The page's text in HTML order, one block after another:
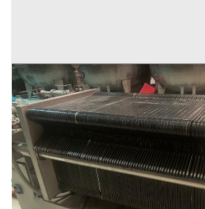
Filtro a piastre Padovan 60 x 60 cm
Inserito il: 14/01/2026
Santa Maria della Versa (Pavia)
Annuncio scaduto
Prezzo
9.000 €
Codice annuncio:1196686039